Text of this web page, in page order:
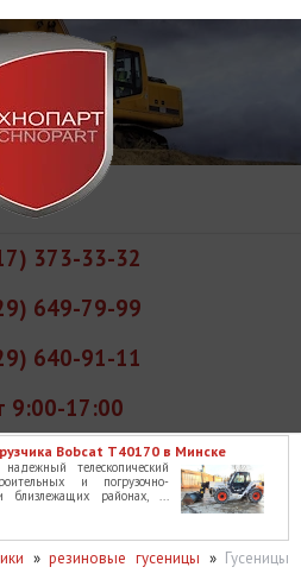
373-33-32
649-79-99
640-91-11
9:00-17:00
Bobcat T40170 в Минске
телескопический
и погрузочно-
близлежащих районах, ...
» резиновые гусеницы » Гусеницы